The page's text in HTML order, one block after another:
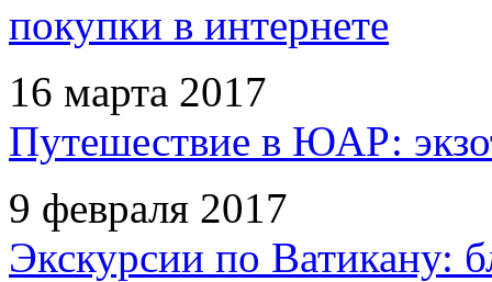
покупки в интернете
16 марта 2017
Путешествие в ЮАР:
9 февраля 2017
Экскурсии по Ватикану: